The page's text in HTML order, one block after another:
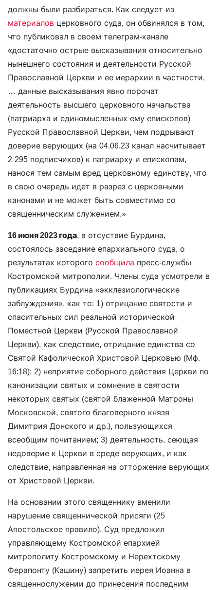
должны были разбираться. Как следует из
материалов церковного суда, он обвинялся в том,
что публиковал в своем телеграм-канале
«достаточно острые высказывания относительно
нынешнего состояния и деятельности Русской
Православной Церкви и ее иерархии в частности,
… данные высказывания явно порочат
деятельность высшего церковного начальства
(патриарха и единомысленных ему епископов)
Русской Православной Церкви, чем подрывают
доверие верующих (на 04.06.23 канал насчитывает
2 295 подписчиков) к патриарху и епископам,
нанося тем самым вред церковному единству, что
в свою очередь идет в разрез с церковными
канонами и не может быть совместимо со
священническим служением.»
16 июня 2023 года, в отсуствие Бурдина,
состоялось заседание епархиального суда, о
результатах которого сообщила пресс-службы
Костромской митрополии. Члены суда усмотрели в
публикациях Бурдина «экклезиологические
заблуждения», как то: 1) отрицание святости и
спасительных сил реальной исторической
Поместной Церкви (Русской Православной
Церкви), как следствие, отрицание единства со
Святой Кафолической Христовой Церковью (Мф.
16:18); 2) неприятие соборного действия Церкви по
канонизации святых и сомнение в святости
некоторых святых (святой блаженной Матроны
Московской, святого благоверного князя
Димитрия Донского и др.), пользующихся
всеобщим почитанием; 3) деятельность, сеющая
недоверие к Церкви в среде верующих, и как
следствие, направленная на отторжение верующих
от Христовой Церкви.
На основании этого священнику вменили
нарушение священнической присяги (25
Апостольское правило). Суд предложил
управляющему Костромской епархией
митрополиту Костромскому и Нерехтскому
Ферапонту (Кашину) запретить иерея Иоанна в
священнослужении до принесения последним